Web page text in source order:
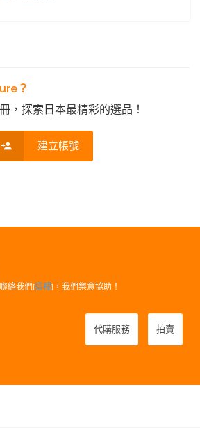
？
，探索日本最精彩的選品！
建立帳號
絡我們[這裡]，我們樂意協助！
代購服務 拍賣